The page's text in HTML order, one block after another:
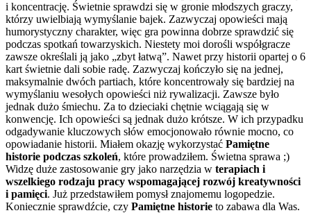
i koncentrację. Świetnie sprawdzi się w gronie młodszych graczy,
którzy uwielbiają wymyślanie bajek. Zazwyczaj opowieści mają
humorystyczny charakter, więc gra powinna dobrze sprawdzić się
podczas spotkań towarzyskich. Niestety moi dorośli współgracze
zawsze określali ją jako „zbyt łatwą”. Nawet przy historii opartej o 6
kart świetnie dali sobie radę. Zazwyczaj kończyło się na jednej,
maksymalnie dwóch partiach, które koncentrowały się bardziej na
wymyślaniu wesołych opowieści niż rywalizacji. Zawsze było
jednak dużo śmiechu. Za to dzieciaki chętnie wciągają się w
konwencję. Ich opowieści są jednak dużo krótsze. W ich przypadku
odgadywanie kluczowych słów emocjonowało równie mocno, co
opowiadanie historii. Miałem okazję wykorzystać Pamiętne
historie podczas szkoleń, które prowadziłem. Świetna sprawa ;)
Widzę duże zastosowanie gry jako narzędzia w terapiach i
wszelkiego rodzaju pracy wspomagającej rozwój kreatywności
i pamięci. Już przedstawiłem pomysł znajomemu logopedzie.
Koniecznie sprawdźcie, czy Pamiętne historie to zabawa dla Was.